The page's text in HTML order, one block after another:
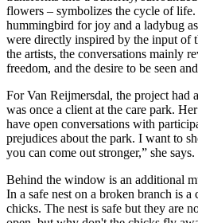
flowers – symbolizes the cycle of life.
hummingbird for joy and a ladybug
were directly inspired by the input of
the artists, the conversations mainly
freedom, and the desire to be seen
For Van Reijmersdal, the project had
was once a client at the care park.
have open conversations with
prejudices about the park. I want to
you can come out stronger,” she says.
Behind the window is an additional
In a safe nest on a broken branch is a
chicks. The nest is safe but they are